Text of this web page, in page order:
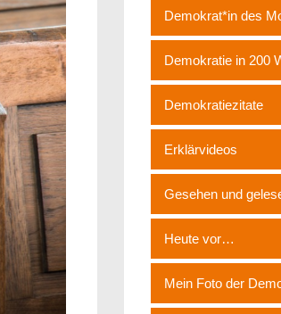
Demokrat*in des
Demokratie in 200
Demokratiezitate
Erklärvideos
Gesehen und
Heute vor…
Mein Foto der